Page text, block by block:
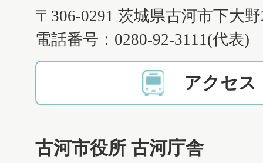
〒306-0291 茨城県古河市下大
電話番号：0280-92-3111(代表)
アクセス
古河市役所 古河庁舎